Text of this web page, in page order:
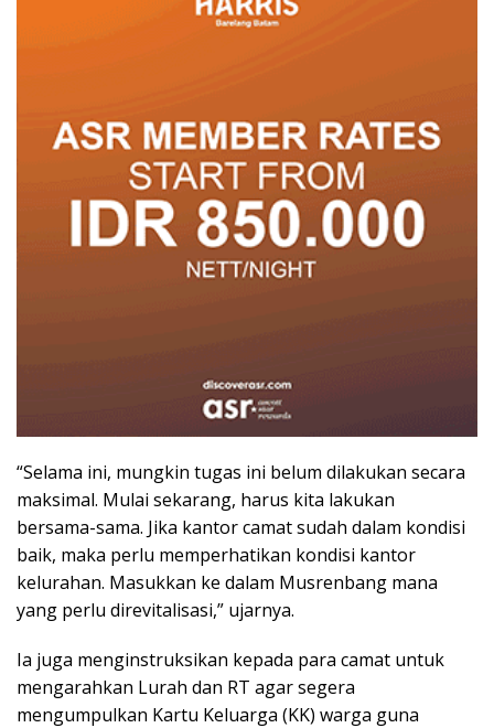
“Selama ini, mungkin tugas ini belum dilakukan secara
maksimal. Mulai sekarang, harus kita lakukan
bersama-sama. Jika kantor camat sudah dalam kondisi
baik, maka perlu memperhatikan kondisi kantor
kelurahan. Masukkan ke dalam Musrenbang mana
yang perlu direvitalisasi,” ujarnya.
Ia juga menginstruksikan kepada para camat untuk
mengarahkan Lurah dan RT agar segera
mengumpulkan Kartu Keluarga (KK) warga guna